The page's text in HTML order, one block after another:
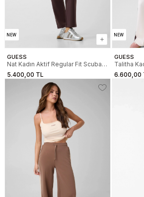
NEW
GUESS
Nat Kadın Aktif Regular Fit Scuba
Eşofman Altı
5.400,00 TL
NEW
GUESS
Talitha
Eşofman
6.600,00